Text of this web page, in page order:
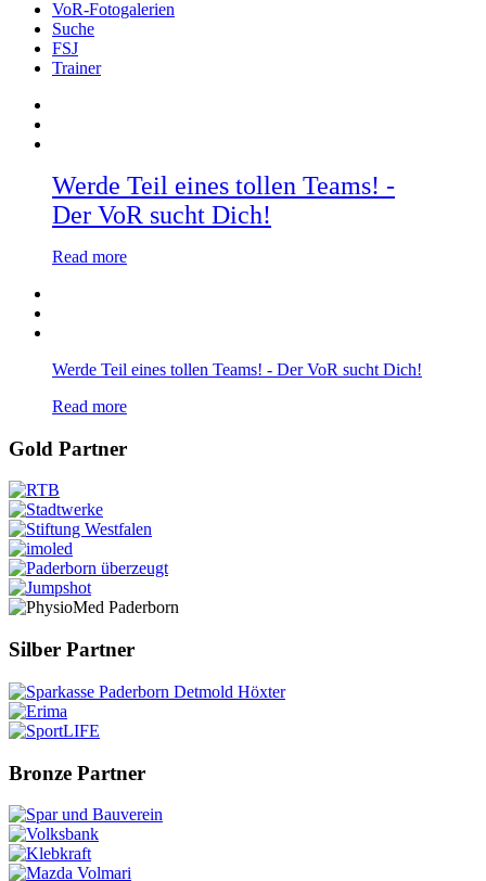
VoR-Fotogalerien
Suche
FSJ
Trainer
Werde Teil eines tollen Teams! -
Der VoR sucht Dich!
Read more
Werde Teil eines tollen Teams! - Der VoR sucht Dich!
Read more
Gold Partner
Silber Partner
Bronze Partner